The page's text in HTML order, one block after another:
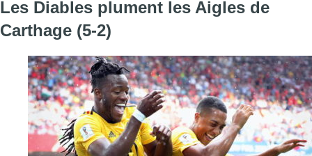
Les Diables plument les Aigles de
Carthage (5-2)